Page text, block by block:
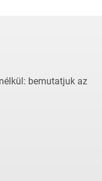
bemutatjuk az